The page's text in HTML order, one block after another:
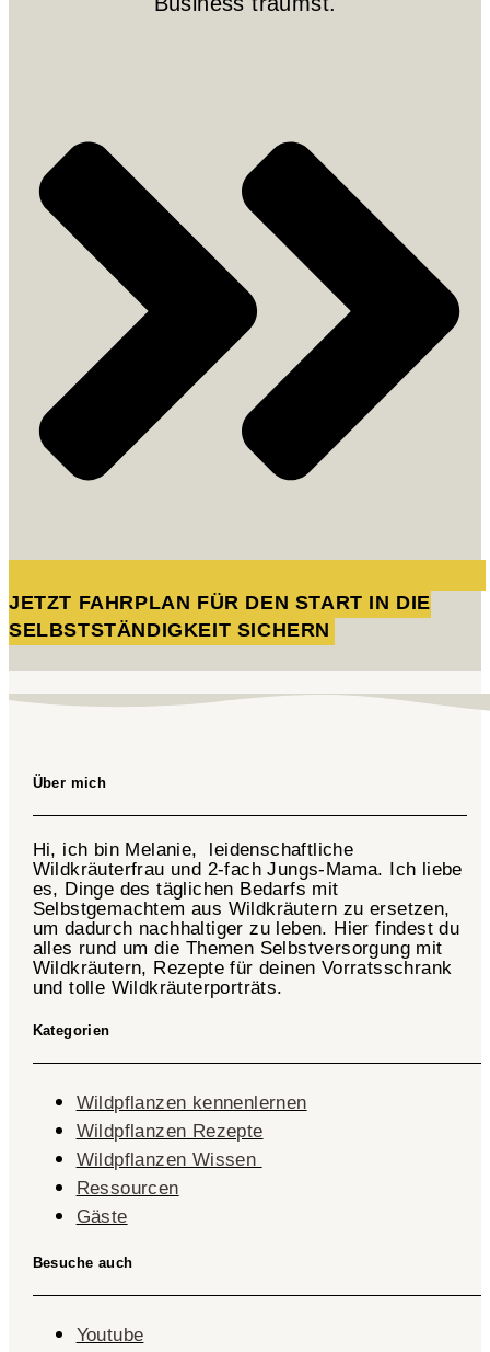
JETZT FAHRPLAN FÜR DEN START IN DIE
SELBSTSTÄNDIGKEIT SICHERN
Über mich
Hi, ich bin Melanie, leidenschaftliche
Wildkräuterfrau und 2-fachJungs-Mama. Ich liebe
es, Dinge des täglichen Bedarfs mit
Selbstgemachtem aus Wildkräutern zu ersetzen,
um dadurch nachhaltiger zu leben. Hier findest du
alles rund um die Themen Selbstversorgung mit
Wildkräutern, Rezepte für deinen Vorratsschrank
und tolle Wildkräuterporträts.
Kategorien
Wildpflanzen kennenlernen
Wildpflanzen Rezepte
Wildpflanzen Wissen ​
Ressourcen
Gäste
Besuche auch
Youtube